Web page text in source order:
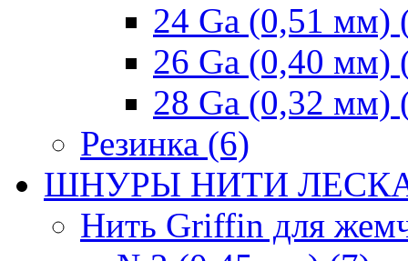
24 Ga (0,51 мм)
26 Ga (0,40 мм)
28 Ga (0,32 мм)
Резинка (6)
ШНУРЫ НИТИ
Нить Griffin для